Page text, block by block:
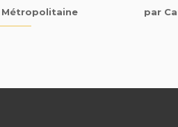
Métropolitaine
par